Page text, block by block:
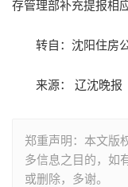
存管理部补充提报相
转自：沈阳住房
来源： 辽沈晚报
郑重声明：本文版
多信息之目的，如
或删除，多谢。